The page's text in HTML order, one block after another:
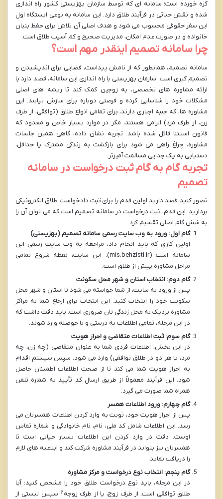
گره خورده است؛ سامانه ای که توسط سازمان بهزیستی کشور راه اندازی
شده و نقش حیاتی در فرآیند طلاق دارد. این سامانه به نوعی ایستگاه اول
این سفر حقوقی محسوب می شود و هدف اصلی آن تلاش برای حفظ بنیان
خانواده و در صورت عدم امکان، مدیریت صحیح و کم آسیب طلاق است.
چرا سامانه تصمیم اینقدر مهم است؟
سامانه تصمیم، همانطور که از نامش پیداست، فضایی برای اندیشیدن و
تصمیم گیری است. سازمان بهزیستی با راه اندازی این سامانه، قصد دارد با
ارائه مشاوره های تخصصی، به زوجین کمک کند تا ریشه های اصلی
مشکلات خود را شناسایی کرده و فرصتی دوباره برای سازش بیابند. این
مشاوره ها، که جنبه اجباری دارند، برای تمامی انواع طلاق (توافقی، از طرف
زن، از طرف مرد) الزامی هستند، مگر در موارد بسیار خاص و معدود که
قانون استثنا قائل شده باشد. تجربه نشان داده، گاهی همین جلسات
مشاوره، چراغ راهی می شود برای بازگشت به زندگی مشترک یا حداقل،
دستیابی به یک جدایی مسالمت آمیزتر.
تجربه گام به گام ثبت درخواست در سامانه
تصمیم
تصور کنید قصد دارید اولین قدم را برای ثبت دادخواست طلاق الکترونیکی
بردارید. این قدم، ثبت درخواست در سامانه تصمیم است که می توان آن را
به شش گام اصلی تقسیم کرد:
گام اول: ورود به وب سایت رسمی سامانه تصمیم (بهزیستی)
اولین کاری که باید انجام داد، مراجعه به وب سایت رسمی این
سامانه است (mis.behzisti.ir). این سایت، نقطه شروع تمامی
مراحل مشاوره پیش از طلاق است.
گام دوم: انتخاب استان و شهر محل سکونت
پس از ورود به سایت، از شما خواسته می شود تا استان و شهر محل
سکونت خود را انتخاب کنید. این انتخاب برای ارجاع شما به مراکز
مشاوره نزدیک به محل زندگی تان ضروری است. باید دقت داشت که
در این مرحله، تمامی اطلاعات به درستی و با حوصله وارد شوند.
گام سوم: ثبت اطلاعات متقاضی و احراز هویت
در این بخش، اطلاعات فردی شما به عنوان متقاضی (چه زن، چه
مرد، یا هر دو در طلاق توافقی) وارد می شود. سپس سیستم اقدام
به احراز هویت شما می کند تا از صحت اطلاعات اطمینان حاصل
شود. این فرآیند معمولاً از طریق ارسال کد تأیید به شماره تلفن
همراه شما صورت می گیرد.
گام چهارم: ورود اطلاعات همسر
پس از احراز هویت خود، نوبت به وارد کردن اطلاعات همسرتان می
رسد. این اطلاعات شامل کد ملی، نام، نام خانوادگی و شماره تماس
اوست. دقت در وارد کردن این اطلاعات بسیار حیاتی است تا
همسرتان نیز بتواند در فرآیند مشاوره شرکت کند و ابلاغیه های لازم
را دریافت نماید.
گام پنجم: انتخاب نوع درخواست و مرکز مشاوره
در این مرحله، باید نوع درخواست طلاق خود را مشخص کنید: آیا
طلاق توافقی است، از طرف زوج، یا از طرف زوجه؟ سپس لیستی از